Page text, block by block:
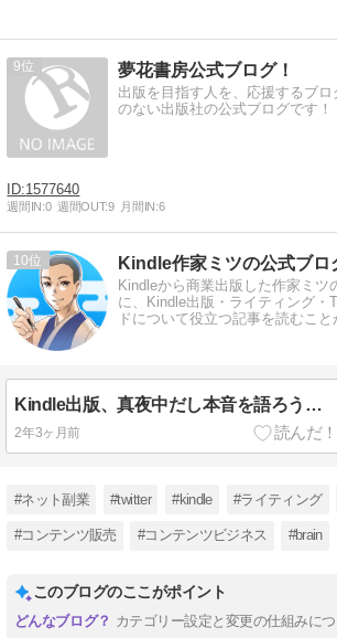
9 夢花書房公式ブログ！
出版を目指す人を、応援するブ
のない出版社の公式ブログです！
1577640
週間IN:0 週間OUT:9 月間IN:6
10 Kindle作家ミツの公式ブロ
Kindleから商業出版した作家ミツ
に、Kindle出版・ライティング・
ドについて役立つ記事を読むこと
Kindle出版、真夜中だし本音を語ろう② 〜カテゴリー○冠の真実と闇〜
2年3ヶ月前
#ネット副業 #twitter #kindle #ライティング
#コンテンツ販売 #コンテンツビジネス #brain
このブログのここがポイント
カテゴリー設定と変更の仕組みに